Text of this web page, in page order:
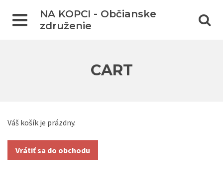
NA KOPCI - Občianske
združenie
CART
Váš košík je prázdny.
Vrátiť sa do obchodu